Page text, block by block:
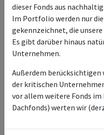
Name
ISIN des Fonds
Typ des Fonds
Fondsmanagement
dieser Fonds aus
Im Portfolio werden nur
gekennzeichnet, die
Es gibt darüber hinaus
Unternehmen.
Außerdem berücksichtigen
der kritischen
vor allem weitere Fonds im
Dachfonds) werten wir